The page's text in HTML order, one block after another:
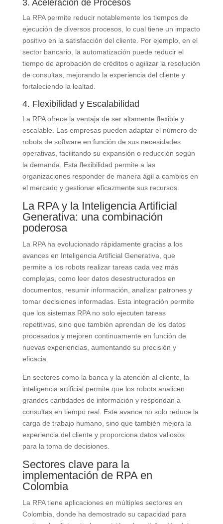
3. Aceleración de Procesos
La RPA permite reducir notablemente los tiempos de
ejecución de diversos procesos, lo cual tiene un impacto
positivo en la satisfacción del cliente. Por ejemplo, en el
sector bancario, la automatización puede reducir el
tiempo de aprobación de créditos o agilizar la resolución
de consultas, mejorando la experiencia del cliente y
fortaleciendo la lealtad.
4. Flexibilidad y Escalabilidad
La RPA ofrece la ventaja de ser altamente flexible y
escalable. Las empresas pueden adaptar el número de
robots de software en función de sus necesidades
operativas, facilitando su expansión o reducción según
la demanda. Esta flexibilidad permite a las
organizaciones responder de manera ágil a cambios en
el mercado y gestionar eficazmente sus recursos.
La RPA y la Inteligencia Artificial
Generativa: una combinación
poderosa
La RPA ha evolucionado rápidamente gracias a los
avances en Inteligencia Artificial Generativa, que
permite a los robots realizar tareas cada vez más
complejas, como leer datos desestructurados en
documentos, resumir información, analizar patrones y
tomar decisiones informadas. Esta integración permite
que los sistemas RPA no solo ejecuten tareas
repetitivas, sino que también aprendan de los datos
procesados y mejoren continuamente en función de
nuevas experiencias, aumentando su precisión y
eficacia.
En sectores como la banca y la atención al cliente, la
inteligencia artificial permite que los robots analicen
grandes cantidades de información y respondan a
consultas en tiempo real. Este avance no solo reduce la
carga de trabajo humano, sino que también mejora la
experiencia del cliente y proporciona datos valiosos
para la toma de decisiones.
Sectores clave para la
implementación de RPA en
Colombia
La RPA tiene aplicaciones en múltiples sectores en
Colombia, donde ha demostrado su capacidad para